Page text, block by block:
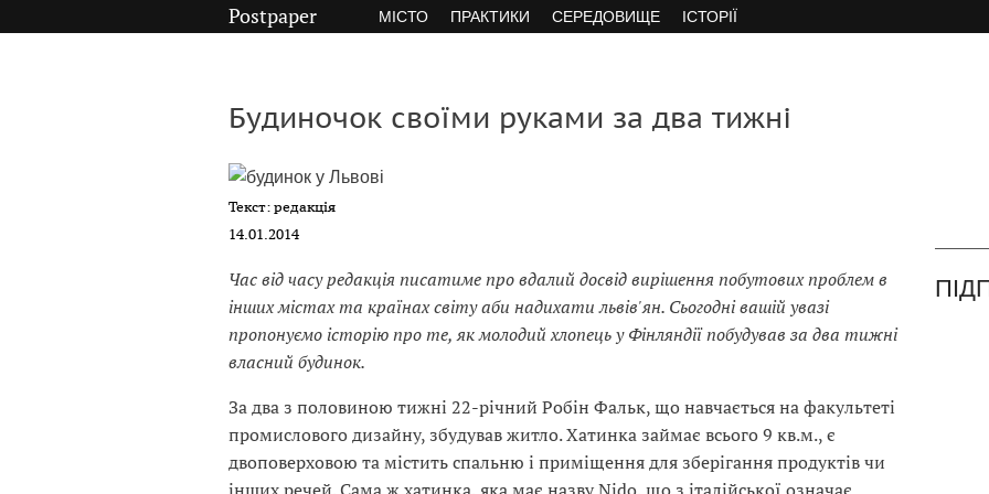
Postpaper МІСТО ПРАКТИКИ СЕРЕДОВИЩЕ ІСТОРІЇ
Будиночок своїми руками за два тижні
Текст: редакція
14.01.2014
Час від часу редакція писатиме про вдалий досвід вирішення побутових проблем в
інших містах та країнах світу аби надихати львів'ян. Сьогодні вашій увазі
пропонуємо історію про те, як молодий хлопець у Фінляндії побудував за два тижні
власний будинок.
За два з половиною тижні 22-річний Робін Фальк, що навчається на факультеті
промислового дизайну, збудував житло. Хатинка займає всього 9 кв.м., є
двоповерховою та містить спальню і приміщення для зберігання продуктів чи
інших речей. Сама ж хатинка, яка має назву Nido, що з італійської означає